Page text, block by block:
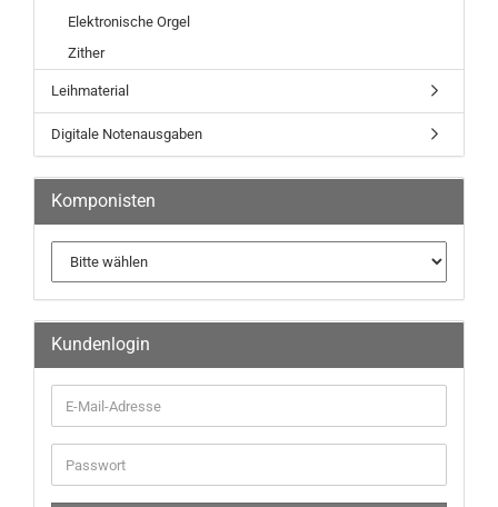
Elektronische Orgel
Zither
Leihmaterial
Digitale Notenausgaben
Komponisten
Kundenlogin